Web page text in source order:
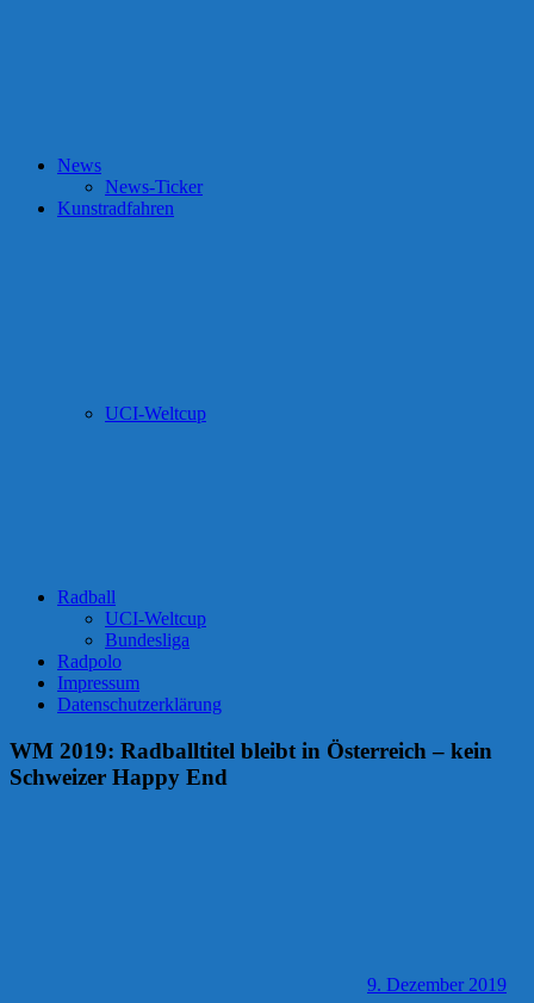
News
News-Ticker
Kunstradfahren
UCI-Weltcup
Radball
UCI-Weltcup
Bundesliga
Radpolo
Impressum
Datenschutzerklärung
WM 2019: Radballtitel bleibt in Österreich – kein
Schweizer Happy End
9. Dezember 2019